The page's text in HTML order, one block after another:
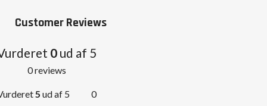
Customer Reviews
0 ud af 5
0 reviews
5 ud af 5
0